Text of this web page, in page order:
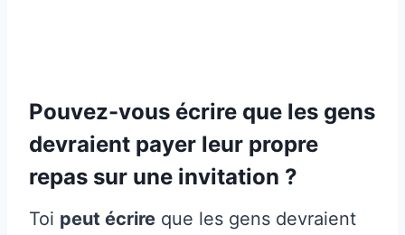
Pouvez-vous écrire que les gens
devraient payer leur propre
repas sur une invitation ?
Toi peut écrire que les gens devraient